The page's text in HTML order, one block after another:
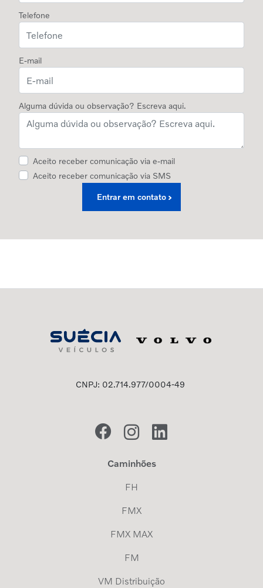
Telefone
E-mail
Alguma dúvida ou observação? Escreva aqui.
Aceito receber comunicação via e-mail
Aceito receber comunicação via SMS
Entrar em contato
CNPJ: 02.714.977/0004-49
Caminhões
FH
FMX
FMX MAX
FM
VM Distribuição